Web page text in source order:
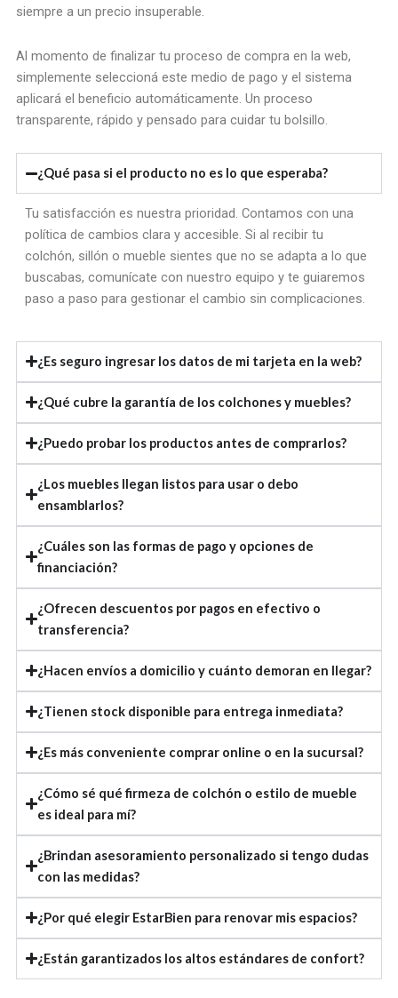
siempre a un precio insuperable.
Al momento de finalizar tu proceso de compra en la web,
simplemente seleccioná este medio de pago y el sistema
aplicará el beneficio automáticamente. Un proceso
transparente, rápido y pensado para cuidar tu bolsillo.
¿Qué pasa si el producto no es lo que esperaba?
Tu satisfacción es nuestra prioridad. Contamos con una
política de cambios clara y accesible. Si al recibir tu
colchón, sillón o mueble sientes que no se adapta a lo que
buscabas, comunícate con nuestro equipo y te guiaremos
paso a paso para gestionar el cambio sin complicaciones.
¿Es seguro ingresar los datos de mi tarjeta en la web?
¿Qué cubre la garantía de los colchones y muebles?
¿Puedo probar los productos antes de comprarlos?
¿Los muebles llegan listos para usar o debo
ensamblarlos?
¿Cuáles son las formas de pago y opciones de
financiación?
¿Ofrecen descuentos por pagos en efectivo o
transferencia?
¿Hacen envíos a domicilio y cuánto demoran en llegar?
¿Tienen stock disponible para entrega inmediata?
¿Es más conveniente comprar online o en la sucursal?
¿Cómo sé qué firmeza de colchón o estilo de mueble
es ideal para mí?
¿Brindan asesoramiento personalizado si tengo dudas
con las medidas?
¿Por qué elegir EstarBien para renovar mis espacios?
¿Están garantizados los altos estándares de confort?